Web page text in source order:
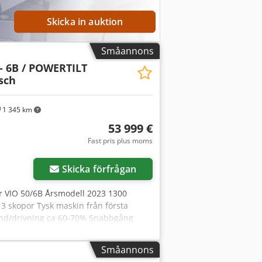
Skicka in auktion
Småannons
1 345 km
6B / POWERTILT
53 999 €
Fast pris plus moms
Skicka förfrågan
VIO 50/6B Årsmodell 2023 1300
skopor Tysk maskin från första
drivning ca 60-70% Snabbgång
Dcedpoy U Tb Rofx Ab Nsk
kroatiska/bosniska/bulgarska.....
finansiering eller leasing Försäljning
Småannons